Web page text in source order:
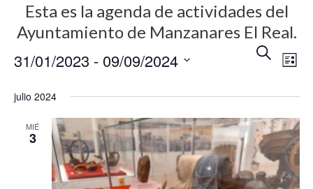
Esta es la agenda de actividades del
Ayuntamiento de Manzanares El Real.
N
v
e
g
B
R
N
a
v
e
g
a
c
L
A
31/01/2023 - 09/09/2024
julio 2024
MIÉ
3